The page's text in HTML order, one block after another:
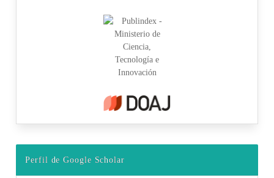
Perfil de Google Scholar